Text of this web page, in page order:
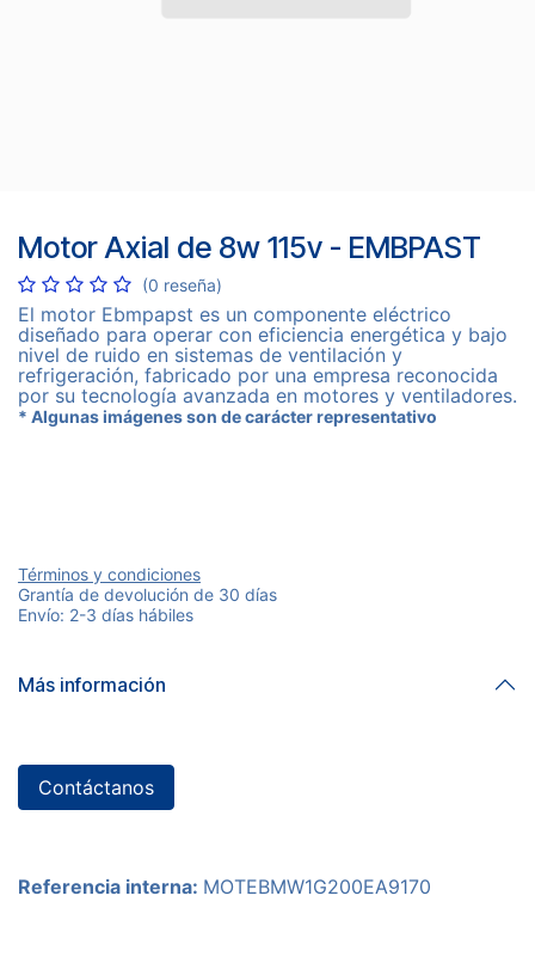
Motor Axial de 8w 115v - EMBPAST
(0 reseña)
El motor Ebmpapst es un componente eléctrico
diseñado para operar con eficiencia energética y bajo
nivel de ruido en sistemas de ventilación y
refrigeración, fabricado por una empresa reconocida
por su tecnología avanzada en motores y ventiladores.
* Algunas imágenes son de carácter representativo
Términos y condiciones
Grantía de devolución de 30 días
Envío: 2-3 días hábiles
Más información
Contáctanos
Referencia interna: MOTEBMW1G200EA9170